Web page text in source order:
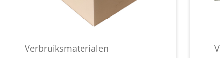
Verbruiksmaterialen